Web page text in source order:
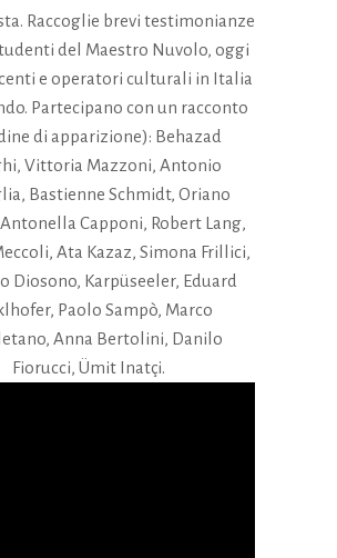
Raccoglie brevi testimonianze
del Maestro Nuvolo, oggi
e operatori culturali in Italia
Partecipano con un racconto
di apparizione): Behazad
Vittoria Mazzoni, Antonio
Bastienne Schmidt, Oriano
Capponi, Robert Lang,
Ata Kazaz, Simona Frillici,
Diosono, Karpüseeler, Eduard
Paolo Sampò, Marco
Anna Bertolini, Danilo
Fiorucci, Ümit Inatçi.